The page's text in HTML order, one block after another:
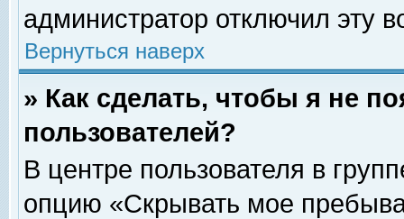
администратор отключил эту
Вернуться наверх
» Как сделать, чтобы я не
пользователей?
В центре пользователя в
опцию «Скрывать мое